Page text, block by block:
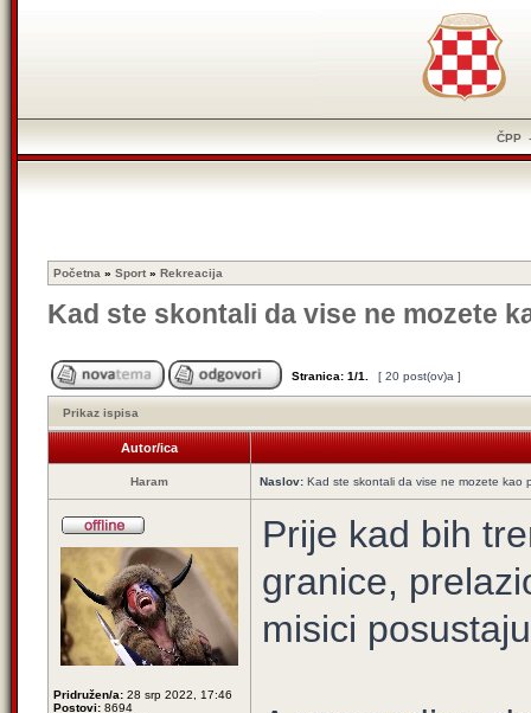
ČPP
Početna » Sport » Rekreacija
Kad ste skontali da vise ne mozete
Stranica: 1/1 [ 20 post(ov)a ]
Prikaz ispisa
Autor/ica
Haram Naslov: Kad ste skontali da vise ne mozete kao
Pridružen/a: 28 srp 2022, 17:46
Postovi: 8694
Prije kad bih
granice,
misici